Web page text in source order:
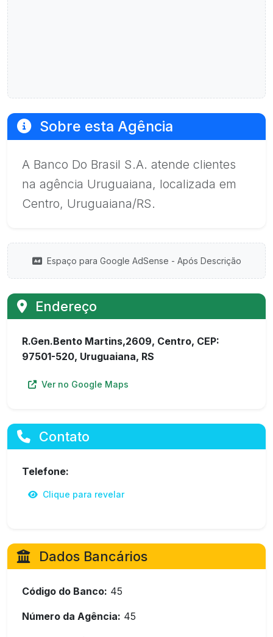
Sobre esta Agência
A Banco Do Brasil S.A. atende clientes
na agência Uruguaiana, localizada em
Centro, Uruguaiana/RS.
Espaço para Google AdSense - Após Descrição
Endereço
R.Gen.Bento Martins,2609, Centro, CEP:
97501-520, Uruguaiana, RS
Ver no Google Maps
Contato
Telefone:
Clique para revelar
Dados Bancários
Código do Banco: 45
Número da Agência: 45